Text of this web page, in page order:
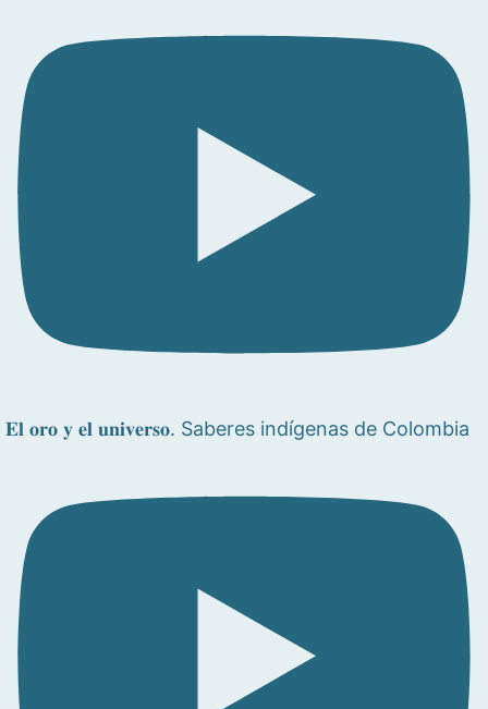
𝐄𝐥 𝐨𝐫𝐨 𝐲 𝐞𝐥 𝐮𝐧𝐢𝐯𝐞𝐫𝐬𝐨. Saberes indígenas de Colombia